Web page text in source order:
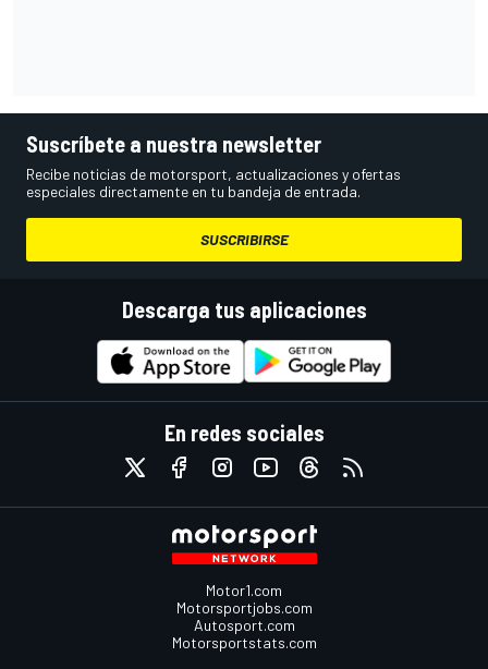
Suscríbete a nuestra newsletter
Recibe noticias de motorsport, actualizaciones y ofertas
especiales directamente en tu bandeja de entrada.
SUSCRIBIRSE
Descarga tus aplicaciones
En redes sociales
Motor1.com
Motorsportjobs.com
Autosport.com
Motorsportstats.com